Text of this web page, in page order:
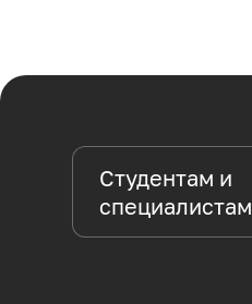
Студентам и
специалистам